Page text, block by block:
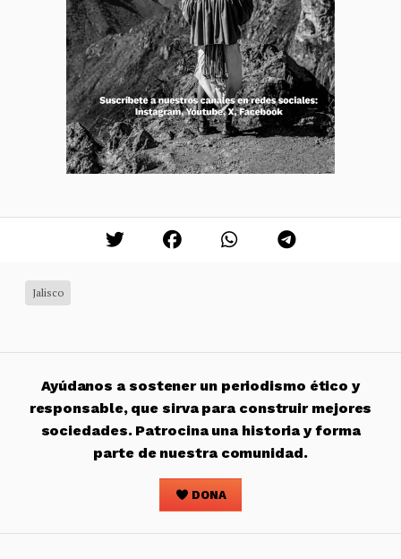
Jalisco
Ayúdanos a sostener un periodismo ético y
responsable, que sirva para construir mejores
sociedades. Patrocina una historia y forma
parte de nuestra comunidad.
DONA